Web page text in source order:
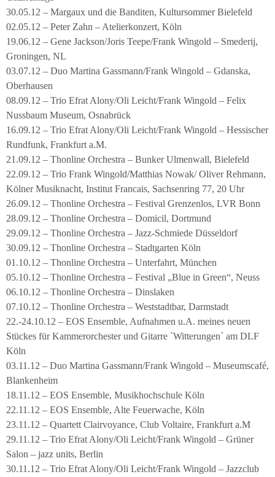
30.05.12 – Margaux und die Banditen, Kultursommer Bielefeld
02.05.12 – Peter Zahn – Atelierkonzert, Köln
19.06.12 – Gene Jackson/Joris Teepe/Frank Wingold – Smederij,
Groningen, NL
03.07.12 – Duo Martina Gassmann/Frank Wingold – Gdanska,
Oberhausen
08.09.12 – Trio Efrat Alony/Oli Leicht/Frank Wingold – Felix
Nussbaum Museum, Osnabrück
16.09.12 – Trio Efrat Alony/Oli Leicht/Frank Wingold – Hessischer
Rundfunk, Frankfurt a.M.
21.09.12 – Thonline Orchestra – Bunker Ulmenwall, Bielefeld
22.09.12 – Trio Frank Wingold/Matthias Nowak/ Oliver Rehmann,
Kölner Musiknacht, Institut Francais, Sachsenring 77, 20 Uhr
26.09.12 – Thonline Orchestra – Festival Grenzenlos, LVR Bonn
28.09.12 – Thonline Orchestra – Domicil, Dortmund
29.09.12 – Thonline Orchestra – Jazz-Schmiede Düsseldorf
30.09.12 – Thonline Orchestra – Stadtgarten Köln
01.10.12 – Thonline Orchestra – Unterfahrt, München
05.10.12 – Thonline Orchestra – Festival „Blue in Green“, Neuss
06.10.12 – Thonline Orchestra – Dinslaken
07.10.12 – Thonline Orchestra – Weststadtbar, Darmstadt
22.-24.10.12 – EOS Ensemble, Aufnahmen u.A. meines neuen
Stückes für Kammerorchester und Gitarre `Witterungen´ am DLF
Köln
03.11.12 – Duo Martina Gassmann/Frank Wingold – Museumscafé,
Blankenheim
18.11.12 – EOS Ensemble, Musikhochschule Köln
22.11.12 – EOS Ensemble, Alte Feuerwache, Köln
23.11.12 – Quartett Clairvoyance, Club Voltaire, Frankfurt a.M
29.11.12 – Trio Efrat Alony/Oli Leicht/Frank Wingold – Grüner
Salon – jazz units, Berlin
30.11.12 – Trio Efrat Alony/Oli Leicht/Frank Wingold – Jazzclub